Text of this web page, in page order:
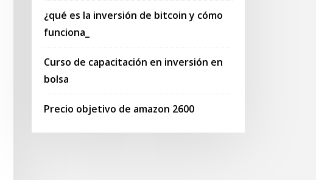
¿qué es la inversión de bitcoin y cómo
funciona_
Curso de capacitación en inversión en
bolsa
Precio objetivo de amazon 2600